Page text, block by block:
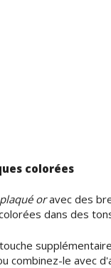
colorées
plaqué oravec des
dans des
combinez-le avec